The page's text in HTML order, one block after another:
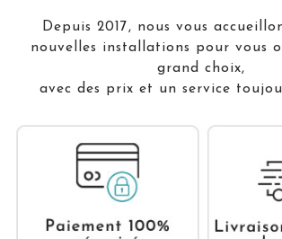
Depuis 2017, nous vous
nouvelles installations pour vous
grand choix,
avec des prix et un service